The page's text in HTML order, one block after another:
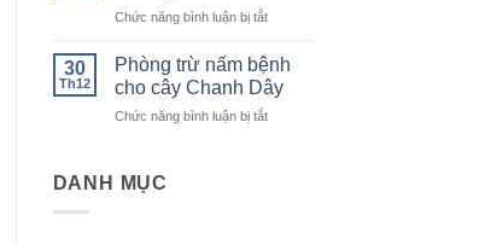
HÉO
Phát
Mạnh
Vào
Mùa
Mưa
Chức năng bình luận bị tắtở
cơ
có
quan
trọng
30
Th12
Phòng trừ nấm bệnh
cho cây Chanh Dây
Chức năng bình luận bị tắtở
DANH MỤC